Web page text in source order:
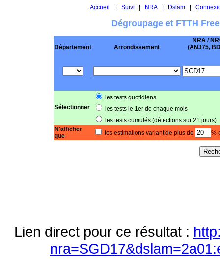
Accueil Suivi NRA| Dslam|
Dégroupage et FTTH
Département Arrondissement
NRA /
(ANJ75,
Sélectionner
les tests quotidiens
les tests le 1er de chaque mois
les tests cumulés (détections sur 21 jours)
N'afficher
que
les estimations variant de plus de %
Lien direct pour ce résultat :